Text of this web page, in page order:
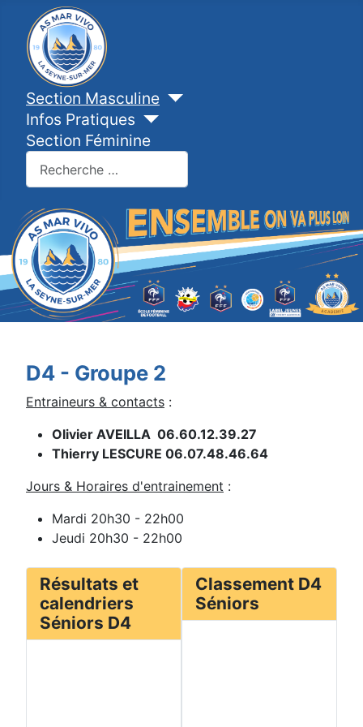
Section Masculine
Infos Pratiques
Section Féminine
D4 - Groupe 2
Entraineurs & contacts :
Olivier AVEILLA 06.60.12.39.27
Thierry LESCURE 06.07.48.46.64
Jours & Horaires d'entrainement :
Mardi 20h30 - 22h00
Jeudi 20h30 - 22h00
Résultats et
calendriers
Séniors D4
Classement D4
Séniors